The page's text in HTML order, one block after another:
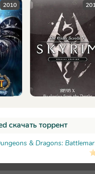
2016
скачать торрент
& Dragons: